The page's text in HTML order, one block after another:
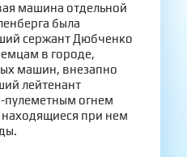
машина отдельной
была
сержант Дюбченко
в городе,
машин, внезапно
лейтенант
огнем
при нем